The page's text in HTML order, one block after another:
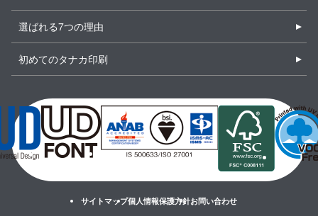
選ばれる7つの理由
初めてのタナカ印刷
サイトマップ個人情報保護方針お問い合わせ